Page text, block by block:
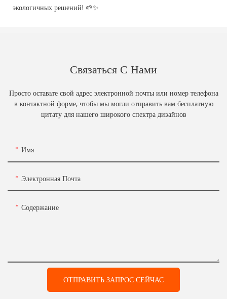
экологичных решений! 🌱✨
Связаться С Нами
Просто оставьте свой адрес электронной почты или номер телефона
в контактной форме, чтобы мы могли отправить вам бесплатную
цитату для нашего широкого спектра дизайнов
Имя
Электронная Почта
Содержание
ОТПРАВИТЬ ЗАПРОС СЕЙЧАС